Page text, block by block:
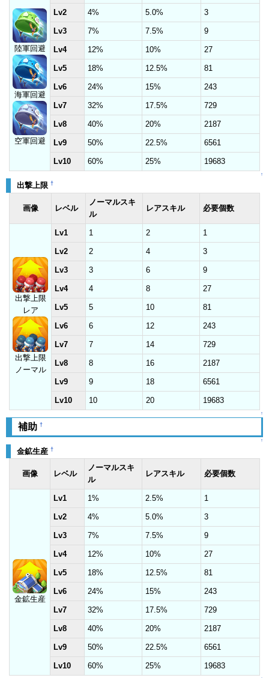
陸軍回避
海軍回避
空軍回避
Lv2 4% 5.0% 3
Lv3 7% 7.5% 9
Lv4 12% 10% 27
Lv5 18% 12.5% 81
Lv6 24% 15% 243
Lv7 32% 17.5% 729
Lv8 40% 20% 2187
Lv9 50% 22.5% 6561
Lv10 60% 25% 19683
↑
出撃上限 †
画像 レベル
ノーマルスキ
ル
レアスキル 必要個数
出撃上限
レア
出撃上限
ノーマル
Lv1 1 2 1
Lv2 2 4 3
Lv3 3 6 9
Lv4 4 8 27
Lv5 5 10 81
Lv6 6 12 243
Lv7 7 14 729
Lv8 8 16 2187
Lv9 9 18 6561
Lv10 10 20 19683
↑
補助 †
↑
金鉱生産 †
画像 レベル
ノーマルスキ
ル
レアスキル 必要個数
金鉱生産
Lv1 1% 2.5% 1
Lv2 4% 5.0% 3
Lv3 7% 7.5% 9
Lv4 12% 10% 27
Lv5 18% 12.5% 81
Lv6 24% 15% 243
Lv7 32% 17.5% 729
Lv8 40% 20% 2187
Lv9 50% 22.5% 6561
Lv10 60% 25% 19683